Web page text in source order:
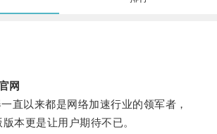
网
以来都是网络加速行业的领军者，
本更是让用户期待不已。